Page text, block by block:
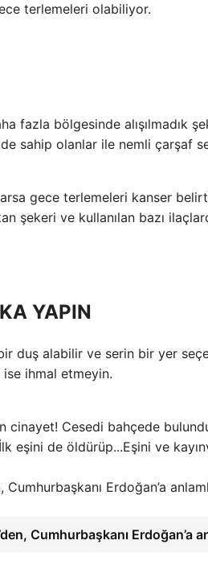
terlemeleri olabiliyor.
bölgesinde alışılmadık
sahip olanlar ile nemli çarşaf
gece terlemeleri kanser
şekeri ve kullanılan bazı
YAPIN
duş alabilir ve serin bir yer
ihmal etmeyin.
cinayet! Cesedi bahçede
Eşini ve
Cumhurbaşkanı Erdoğan’a
Cumhurbaşkanı Erdoğan’a